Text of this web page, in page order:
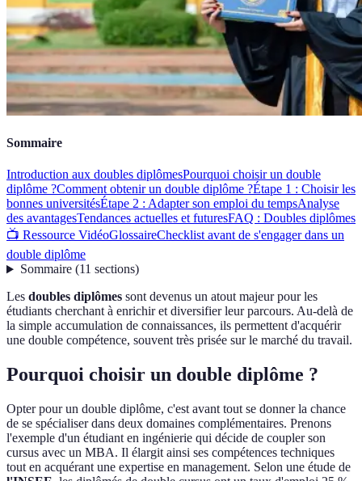
Sommaire
Introduction aux doubles diplômesPourquoi choisir un double
diplôme ?Comment obtenir un double diplôme ?Étape 1 : Choisir les
bonnes universitésÉtape 2 : Adapter son emploi du tempsAnalyse
des avantagesTendances actuelles et futuresFAQ : Doubles diplômes
📺 Ressource VidéoGlossaireChecklist avant de s'engager dans un
double diplôme
Sommaire(11 sections)
Les doubles diplômes sont devenus un atout majeur pour les
étudiants cherchant à enrichir et diversifier leur parcours. Au-delà de
la simple accumulation de connaissances, ils permettent d'acquérir
une double compétence, souvent très prisée sur le marché du travail.
Pourquoi choisir un double diplôme ?
Opter pour un double diplôme, c'est avant tout se donner la chance
de se spécialiser dans deux domaines complémentaires. Prenons
l'exemple d'un étudiant en ingénierie qui décide de coupler son
cursus avec un MBA. Il élargit ainsi ses compétences techniques
tout en acquérant une expertise en management. Selon une étude de